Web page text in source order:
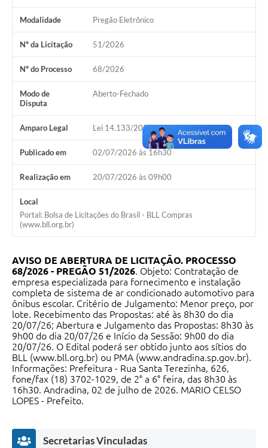
Modalidade Pregão Eletrônico
Nº da Licitação 51/2026
Nº do Processo 68/2026
Modo de
Disputa
Aberto-Fechado
Amparo Legal Lei 14.133/2021, Art 28, I
Publicado em 02/07/2026 às 16h30
Realização em 20/07/2026 às 09h00
Local
Portal: Bolsa de Licitações do Brasil - BLL Compras
(www.bll.org.br)
AVISO DE ABERTURA DE LICITAÇÃO. PROCESSO
68/2026 - PREGÃO 51/2026. Objeto: Contratação de
empresa especializada para fornecimento e instalação
completa de sistema de ar condicionado automotivo para
ônibus escolar. Critério de Julgamento: Menor preço, por
lote. Recebimento das Propostas: até às 8h30 do dia
20/07/26; Abertura e Julgamento das Propostas: 8h30 às
9h00 do dia 20/07/26 e Início da Sessão: 9h00 do dia
20/07/26. O Edital poderá ser obtido junto aos sítios do
BLL (www.bll.org.br) ou PMA (www.andradina.sp.gov.br).
Informações: Prefeitura - Rua Santa Terezinha, 626,
fone/fax (18) 3702-1029, de 2° a 6° feira, das 8h30 às
16h30. Andradina, 02 de julho de 2026. MARIO CELSO
LOPES - Prefeito.
Secretarias Vinculadas